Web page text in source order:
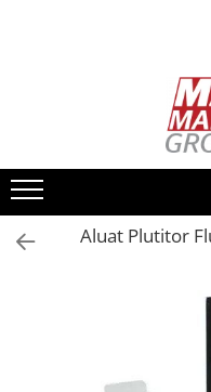
Lansete la crap
Mulinete la crap
Fire Crap
Rod Pod, picheti, suporti
Aluat Plutitor